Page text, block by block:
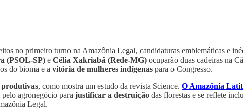
no primeiro turno na Amazônia Legal, candidaturas emblemáticas e
(PSOL-SP) e Célia Xakriabá (Rede-MG) ocuparão duas cadeiras na
do bioma e a vitória de mulheres indígenas para o Congresso.
produtivas, como mostra um estudo da revista Science. O Amazônia
agronegócio para justificar a destruição das florestas e se reflete
Legal.